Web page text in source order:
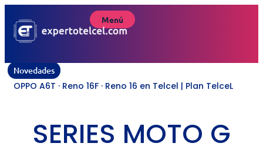
Menú
Novedades
OPPO A6T · Reno 16F · Reno 16 en Telcel | Plan TelceL
SERIES MOTO G